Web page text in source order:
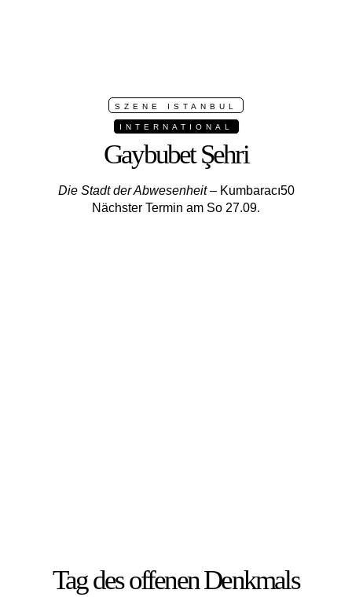
SZENE ISTANBUL
INTERNATIONAL
Gaybubet Şehri
Die Stadt der Abwesenheit– Kumbaracı50
Nächster Termin am So 27.09.
Tag des offenen Denkmals